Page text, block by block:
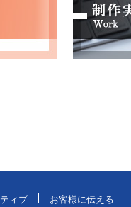
ィブ お客様に伝える